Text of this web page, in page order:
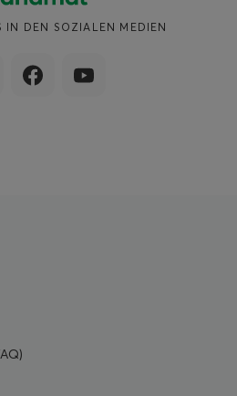
IN DEN SOZIALEN MEDIEN